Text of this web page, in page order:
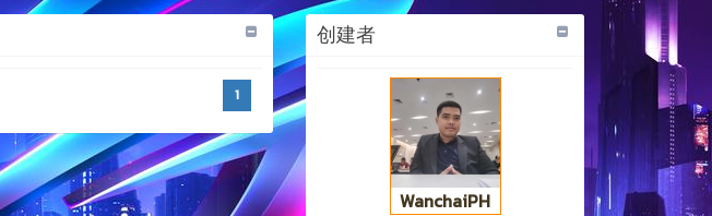
1
创建者
WanchaiPH